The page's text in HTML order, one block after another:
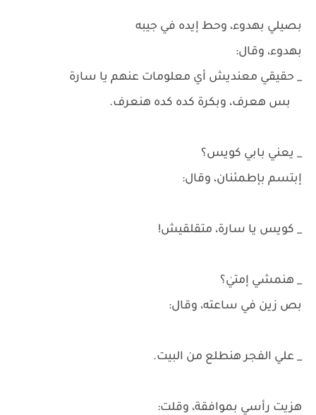
بصيلي بهدوء، وحط إيده في جيبه
بهدوء، وقال:
_ حقيقي معنديش أي معلومات عنهم يا سارة
بس هعرف، وبكرة كده كده هنعرف.
_ يعني بابي كويس؟
إبتسم بإطمئنان، وقال:
_ كويس يا سارة، متقلقيش!
_ هنمشي إمتيٰ؟
بص زين في ساعته، وقال:
_ علي الفجر هنطلع من البيت.
هزيت رأسي بموافقة، وقلت: